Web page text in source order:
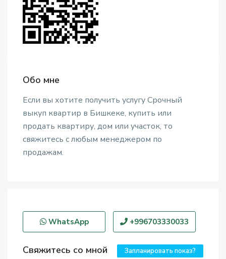
Обо мне
Если вы хотите получить услугу Срочный
выкуп квартир в Бишкеке, купить или
продать квартиру, дом или участок, то
свяжитесь с любым менеджером по
продажам.
WhatsApp +996703330033
Свяжитесь со мной Запланировать показ?